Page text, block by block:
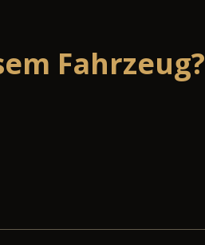
Fahrzeug?